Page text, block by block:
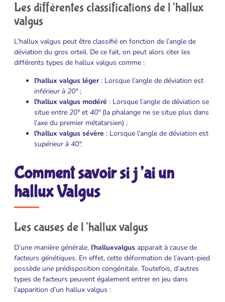
Les différentes classifications de l’hallux
valgus
L’hallux valgus peut être classifié en fonction de l’angle de
déviation du gros orteil. De ce fait, on peut alors citer les
différents types de hallux valgus comme :
l’hallux valgus léger: Lorsque l’angle de déviation est
inférieur à 20°;
l’hallux valgus modéré : Lorsque l’angle de déviation se
situe entre 20°et 40° (la phalange ne se situe plus dans
l’axe du premier métatarsien) ;
l’hallux valgus sévère : Lorsque l’angle de déviation est
supérieur à 40°.
Comment savoir si j’ai un
hallux Valgus
Les causes de l’hallux valgus
D’une manière générale, l’halluxvalgus apparait à cause de
facteurs génétiques. En effet, cette déformation de l’avant-pied
possède une prédisposition congénitale. Toutefois, d’autres
types de facteurs peuvent également entrer en jeu dans
l’apparition d’un hallux valgus :